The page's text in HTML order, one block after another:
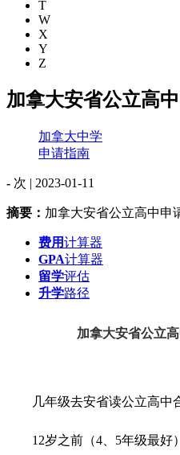
T
W
X
Y
Z
加拿大安省公立高
加拿大中学
申请指南
- 次 | 2023-01-11
摘要： 加拿大安省公立高中申
费用计算器
GPA计算器
留学评估
升学路径
加拿大安省公立
几年级去安省读公立高中
12岁之前（4、5年级最好